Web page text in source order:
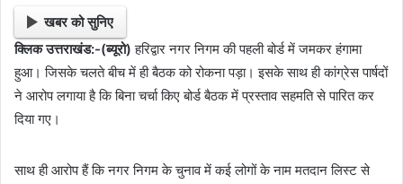
m
a
i
खबर को सुनिए
क्लिक उत्तराखंड:-(ब्यूरो)हरिद्वार नगर निगम की पहली बोर्ड में जमकर हंगामा
हुआ। जिसके चलते बीच में ही बैठक को रोकना पड़ा। इसके साथ ही कांग्रेस पार्षदों
ने आरोप लगाया है कि बिना चर्चा किए बोर्ड बैठक में प्रस्ताव सहमति से पारित कर
दिया गए।
साथ ही आरोप हैं कि नगर निगम के चुनाव में कई लोगों के नाम मतदान लिस्ट से